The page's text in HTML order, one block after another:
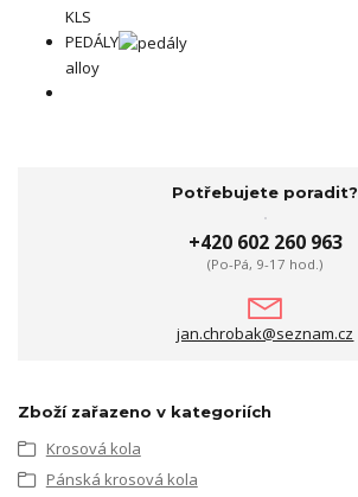
KLS
PEDÁLY
alloy
Potřebujete poradit?
+420 602 260 963
(Po-Pá, 9-17 hod.)
jan.chrobak@seznam.cz
Zboží zařazeno v kategoriích
Krosová kola
Pánská krosová kola